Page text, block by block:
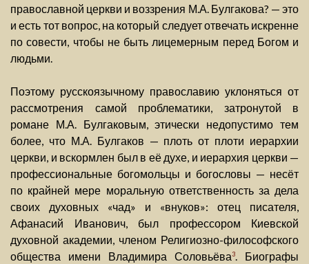
православной церкви и воззрения М.А. Булгакова? — это
и есть тот вопрос, на который следует отвечать искренне
по совести, чтобы не быть лицемерным перед Богом и
людьми.
Поэтому русскоязычному православию уклоняться от
рассмотрения самой проблематики, затронутой в
романе М.А. Булгаковым, этически недопустимо тем
более, что М.А. Булгаков — плоть от плоти иерархии
церкви, и вскормлен был в её духе, и иерархия церкви —
профессиональные богомольцы и богословы — несёт
по крайней мере моральную ответственность за дела
своих духовных «чад» и «внуков»: отец писателя,
Афанасий Иванович, был профессором Киевской
духовной академии, членом Религиозно-философского
общества имени Владимира Соловьёва3. Биографы